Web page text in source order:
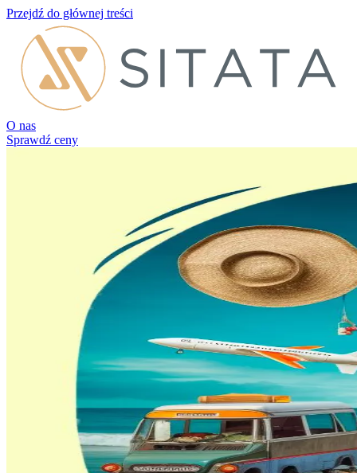
Przejdź do głównej treści
O nas
Sprawdź ceny